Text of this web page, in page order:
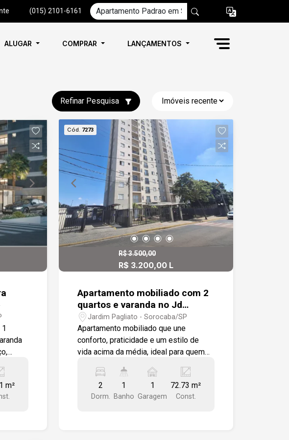
(015) 2101-6161
ALUGAR COMPRAR LANÇAMENTOS
Refinar Pesquisa
m²
Cód. 7273
R$ 3.500,00
R$ 3.200,00 L
Apartamento mobiliado com 2
quartos e varanda no Jd
Pagliato
Jardim Pagliato - Sorocaba/SP
Apartamento mobiliado que une
conforto, praticidade e um estilo de
vida acima da média, ideal para quem
dois dormitórios bem distribuídos,
ambientes planejados e uma varanda
que convida a desacelerar, perfeita para
2
Dorm.
1
Banho
1
Garagem
72.73 m²
Const.